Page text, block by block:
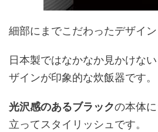
細部にまでこだわったデザイン
日本製ではなかなか見かけな
ザインが印象的な炊飯器です。
光沢感のあるブラックの本体
立ってスタイリッシュです。